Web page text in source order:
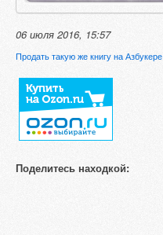
06 июля 2016, 15:57
Продать такую же книгу на Азбукере
Поделитесь находкой: